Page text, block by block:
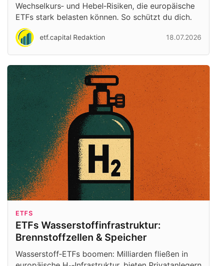
Wechselkurs‑ und Hebel‑Risiken, die europäische
ETFs stark belasten können. So schützt du dich.
etf.capital Redaktion 18.07.2026
ETFS
ETFs Wasserstoffinfrastruktur:
Brennstoffzellen & Speicher
Wasserstoff‑ETFs boomen: Milliarden fließen in